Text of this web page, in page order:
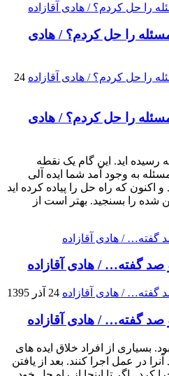
را حل کردم؟ / هادی
24
را حل کردم؟ / هادی
رسیده اید. این گام یک نقطه
به وجود آمد شما ایده آلی
اکنون که راه حل را پیاده کرده اید
شده را بسنجید. بهتر است از
گفته… / هادی آقازاده
24 آذر 1395
گفته… / هادی آقازاده
بسیاری از افراد خلاق ایده های
در عمل اجرا کنند. بعد از یافتن